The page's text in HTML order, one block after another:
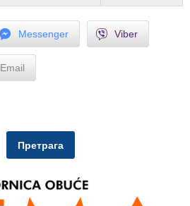
Messenger Viber
Email
Претрага